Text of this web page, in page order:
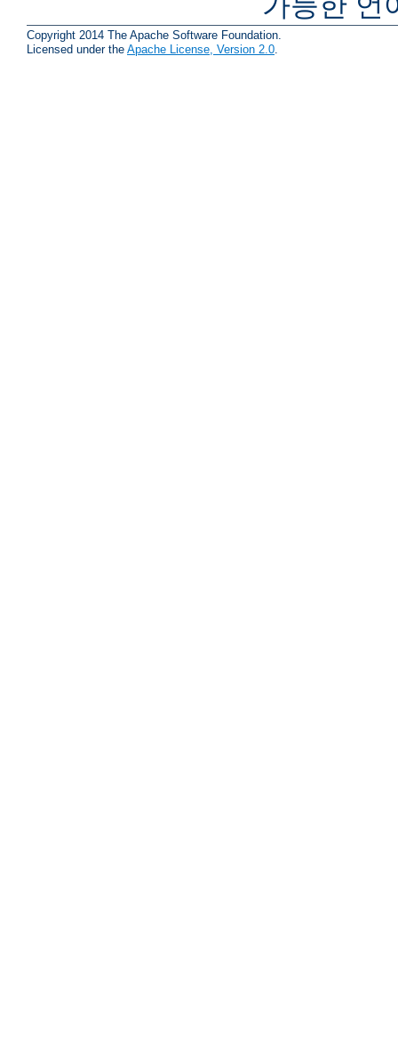
Copyright 2014 The Apache Software Foundation.
Licensed under the Apache License, Version 2.0.